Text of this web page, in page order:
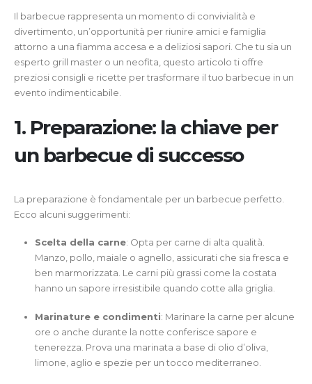
Il barbecue rappresenta un momento di convivialità e
divertimento, un’opportunità per riunire amici e famiglia
attorno a una fiamma accesa e a deliziosi sapori. Che tu sia un
esperto grill master o un neofita, questo articolo ti offre
preziosi consigli e ricette per trasformare il tuo barbecue in un
evento indimenticabile.
1. Preparazione: la chiave per
un barbecue di successo
La preparazione è fondamentale per un barbecue perfetto.
Ecco alcuni suggerimenti:
Scelta della carne: Opta per carne di alta qualità.
Manzo, pollo, maiale o agnello, assicurati che sia fresca e
ben marmorizzata. Le carni più grassi come la costata
hanno un sapore irresistibile quando cotte alla griglia.
Marinature e condimenti: Marinare la carne per alcune
ore o anche durante la notte conferisce sapore e
tenerezza. Prova una marinata a base di olio d’oliva,
limone, aglio e spezie per un tocco mediterraneo.